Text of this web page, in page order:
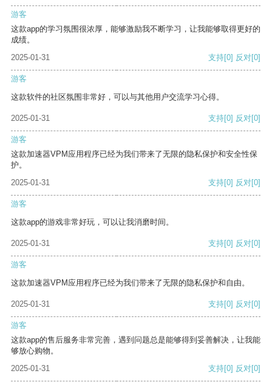
游客
这款app的学习氛围很浓厚，能够激励我不断学习，让我能够取得更好的
成绩。
2025-01-31
支持[0] 反对[0]
游客
这款软件的社区氛围非常好，可以与其他用户交流学习心得。
2025-01-31 支持[0] 反对[0]
游客
这款加速器VPM应用程序已经为我们带来了无限的隐私保护和安全性保
护。
2025-01-31
支持[0] 反对[0]
游客
这款app的游戏非常好玩，可以让我消磨时间。
2025-01-31 支持[0] 反对[0]
游客
这款加速器VPM应用程序已经为我们带来了无限的隐私保护和自由。
2025-01-31 支持[0] 反对[0]
游客
这款app的售后服务非常完善，遇到问题总是能够得到妥善解决，让我能
够放心购物。
2025-01-31
支持[0] 反对[0]